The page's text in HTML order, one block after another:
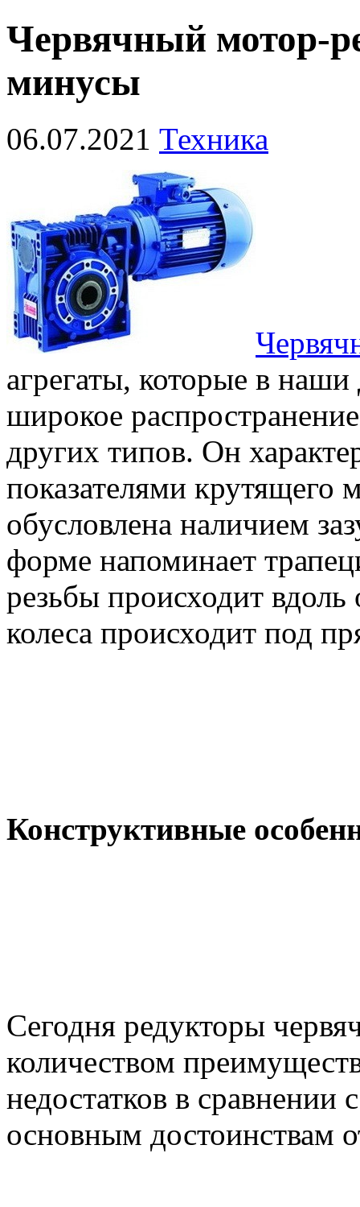
Червячный мотор-
минусы
06.07.2021 Техника
агрегаты, которые в
широкое
других типов. Он
показателями крутящего
обусловлена наличием
форме напоминает
резьбы происходит
колеса происходит под
Конструктивные
Сегодня редукторы
количеством
недостатков в сравнении
основным достоинствам